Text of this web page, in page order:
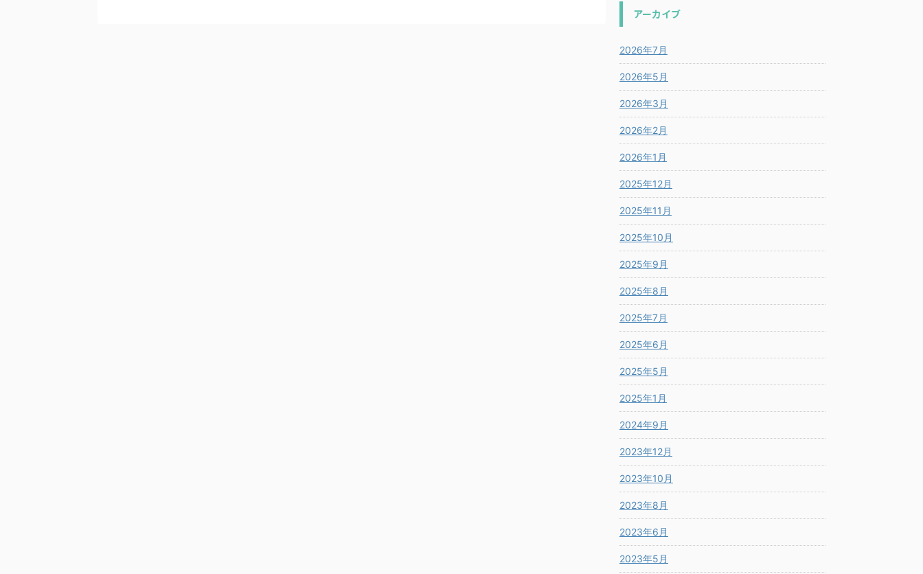
アーカイブ
2026年7月
2026年5月
2026年3月
2026年2月
2026年1月
2025年12月
2025年11月
2025年10月
2025年9月
2025年8月
2025年7月
2025年6月
2025年5月
2025年1月
2024年9月
2023年12月
2023年10月
2023年8月
2023年6月
2023年5月